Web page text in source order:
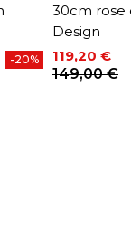
-20%
30cm rose
Design
Prix
119,20 €
Prix de
149,00 €